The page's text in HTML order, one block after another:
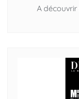
A découvrir